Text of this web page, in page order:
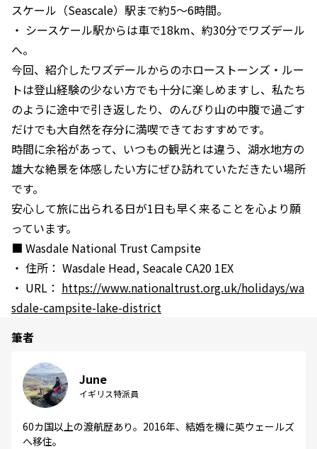
スケール（Seascale）駅まで約5〜6時間。
・ シースケール駅からは車で18km、約30分でワズデール
へ。
今回、紹介したワズデールからのホローストーンズ・ルー
トは登山経験の少ない方でも十分に楽しめますし、私たち
のように途中で引き返したり、のんびり山の中腹で過ごす
だけでも大自然を存分に満喫できておすすめです。
時間に余裕があって、いつもの観光とは違う、湖水地方の
雄大な絶景を体感したい方にぜひ訪れていただきたい場所
です。
安心して旅に出られる日が1日も早く来ることを心より願
っています。
■ Wasdale National Trust Campsite
・ 住所： Wasdale Head, Seacale CA20 1EX
・ URL： https://www.nationaltrust.org.uk/holidays/wa
sdale-campsite-lake-district
筆者
June
イギリス特派員
60カ国以上の渡航歴あり。2016年、結婚を機に英ウェールズ
へ移住。